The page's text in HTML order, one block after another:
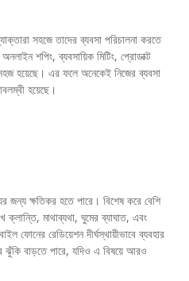
সহজে তাদের ব্যবসা পরিচালনা করতে
শপিং, ব্যবসায়িক মিটিং, প্রোডাক্ট
হয়েছে। এর ফলে অনেকেই নিজের ব্যবসা
হয়েছে।
জন্য ক্ষতিকর হতে পারে। বিশেষ করে বেশি
মাথাব্যথা, ঘুমের ব্যাঘাত, এবং
ফোনের রেডিয়েশন দীর্ঘস্থায়ীভাবে ব্যবহার
ঝুঁকি বাড়তে পারে, যদিও এ বিষয়ে আরও